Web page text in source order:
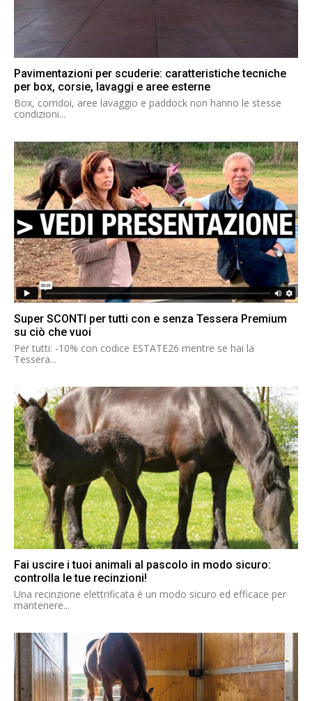
Pavimentazioni per scuderie: caratteristiche tecniche
per box, corsie, lavaggi e aree esterne
Box, corridoi, aree lavaggio e paddock non hanno le stesse
condizioni...
Super SCONTI per tutti con e senza Tessera Premium
su ciò che vuoi
Per tutti: -10% con codice ESTATE26 mentre se hai la
Tessera...
Fai uscire i tuoi animali al pascolo in modo sicuro:
controlla le tue recinzioni!
Una recinzione elettrificata è un modo sicuro ed efficace per
mantenere...